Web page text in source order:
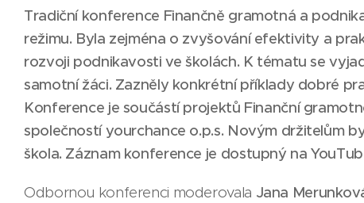
Tradiční konference Finančně gramotná a
režimu. Byla zejména o zvyšování efektivity a
rozvoji podnikavosti ve školách. K tématu se
samotní žáci. Zazněly konkrétní příklady dobré
Konference je součástí projektů Finanční
společnostíyourchance o.p.s. Novým držitelům
škola. Záznam konference je dostupný na
Odbornou konferenci moderovala Jana